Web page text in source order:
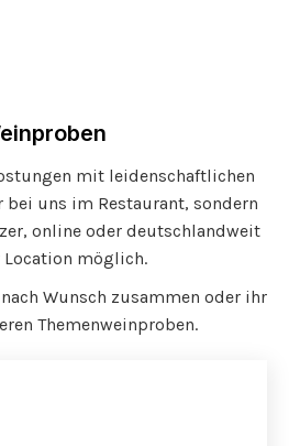
mit leidenschaftlichen
bei uns im Restaurant, sondern
online oder deutschlandweit
Location möglich.
Wunsch zusammen oder ihr
Themenweinproben.